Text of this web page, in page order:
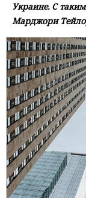
Украине. С
Марджори